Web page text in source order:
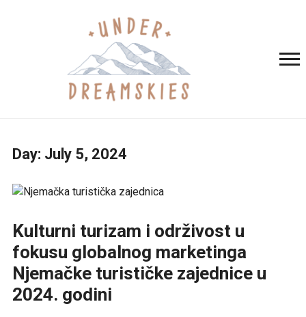
Day: July 5, 2024
Kulturni turizam i održivost u
fokusu globalnog marketinga
Njemačke turističke zajednice u
2024. godini